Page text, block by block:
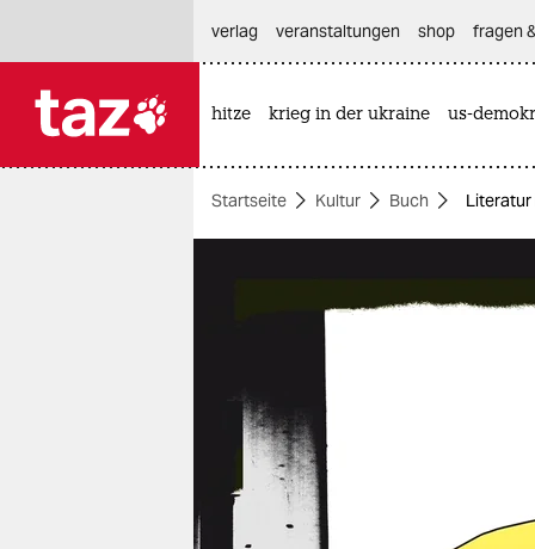
themen
gesellschaft
kultur
sport
berlin
verlag
veranstaltungen shop fragen
hitze krieg in der ukraine us-
Startseite Kultur Buch Literatur